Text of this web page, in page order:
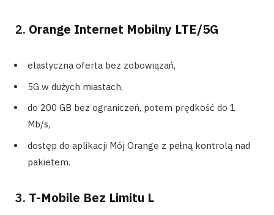
2. Orange Internet Mobilny LTE/5G
elastyczna oferta bez zobowiązań,
5G w dużych miastach,
do 200 GB bez ograniczeń, potem prędkość do 1
Mb/s,
dostęp do aplikacji Mój Orange z pełną kontrolą nad
pakietem.
3. T-Mobile Bez Limitu L